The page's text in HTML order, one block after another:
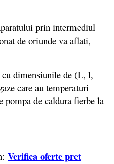
prin intermediul
de oriunde va aflati,
dimensiunile de (L, l,
care au temperaturi
pompa de caldura fierbe la
Verifica oferte pret